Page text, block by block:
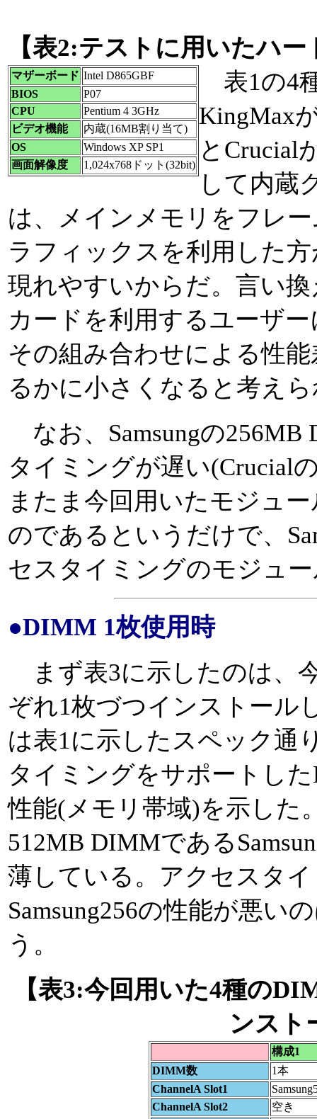
【表2:テストに用いたハ
マザーボード Intel D865GBF
BIOS
P07
CPU
Pentium 4 3GHz
ビデオ機能
内蔵(16MB割り当て)
OS
Windows XP SP1
画面解像度
1,024x768ドット(32bit)
表1の4
KingMax
とCrucial
して内蔵
は、メインメモリをフレ
ラフィックスを利用した
現れやすいからだ。言い
カードを利用するユーザ
その組み合わせによる性
るかに小さくなると考え
なお、Samsungの
タイミングが遅い(Crucial
またま今回用いたモジュ
のであるというだけで、
セスタイミングのモジュ
●DIMM 1枚使用時
まず表3に示したのは、
ぞれ1枚づつインストール
は表1に示したスペック通
タイミングをサポートし
性能(メモリ帯域)を示した
512MB DIMMである
薄している。アクセスタ
Samsung256の性能が悪い
う。
【表3:今回用いた4種の
ンスト
構成1
DIMM数
1本
ChannelA Slot1
ChannelA Slot2
空き